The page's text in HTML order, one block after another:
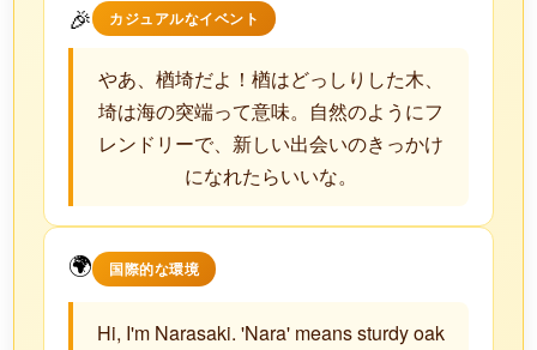
🎉 カジュアルなイベント
やあ、楢埼だよ！楢はどっしりした木、
埼は海の突端って意味。自然のようにフ
レンドリーで、新しい出会いのきっかけ
になれたらいいな。
🌍 国際的な環境
Hi, I'm Narasaki. 'Nara' means sturdy oak